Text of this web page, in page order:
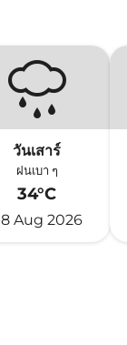
วันเสาร์
ฝนเบา ๆ
34°C
Aug 2026